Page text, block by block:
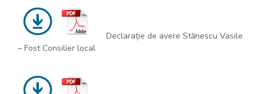
Declarație de avere Stănescu Vasile
– Fost Consilier local